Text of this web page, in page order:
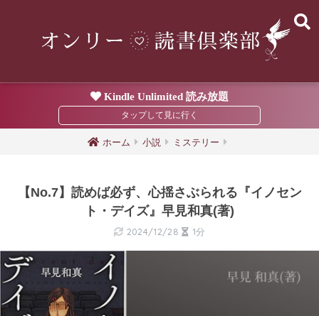
Kindle Unlimited 読み放題
ホーム 小説 ミステリー
【No.7】読めば必ず、心揺さぶられる『イノセン
ト・デイズ』早見和真(著)
2024/12/28 1分